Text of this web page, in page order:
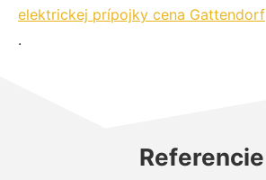
elektrickej prípojky cena Gattendorf
.
Referencie